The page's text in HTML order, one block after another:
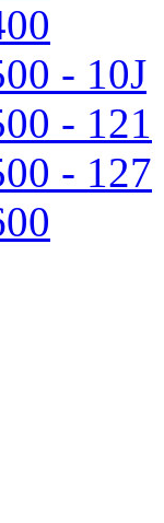
- 10J
- 121
- 127